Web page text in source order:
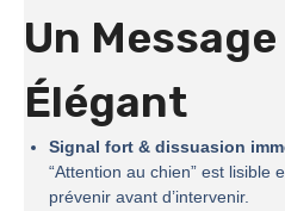
Un
Élégant
Signal fort & dissuasion
“Attention au chien” est lisible
prévenir avant d’intervenir.